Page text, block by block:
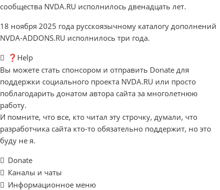
сообщества NVDA.RU исполнилось двенадцать лет.
18 ноября 2025 года русскоязычному каталогу дополнений
NVDA-ADDONS.RU исполнилось три года.
❓Help
Вы можете стать спонсором и отправить Donate для
поддержки социального проекта NVDA.RU или просто
поблагодарить донатом автора сайта за многолетнюю
работу.
И помните, что все, кто читал эту строчку, думали, что
разработчика сайта кто-то обязательно поддержит, но это
буду не я.
Donate
Каналы и чаты
Информационное меню